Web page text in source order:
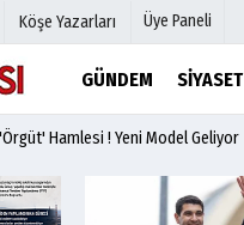
Köşe Yazarları Üye Paneli
GÜNDEM SIYASET
Hava Durumu
Gazete Manşetleri
Anketler
Hamlesi ! Yeni Model Geliyor